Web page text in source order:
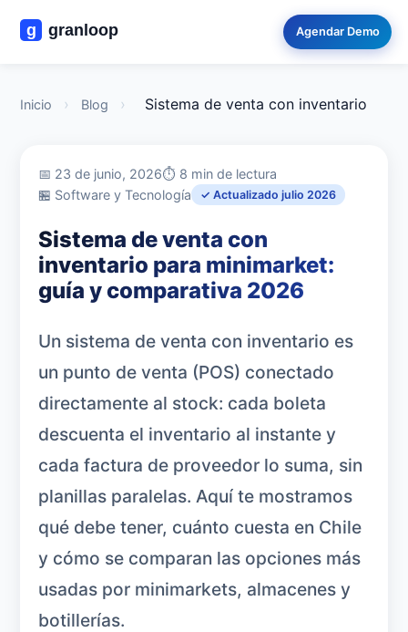
Agendar Demo
Inicio › Blog › Sistema de venta con inventario
📅 23 de junio, 2026⏱️ 8 min de lectura
🏪 Software y Tecnología
✓ Actualizado julio 2026
Sistema de venta con
inventario para minimarket:
guía y comparativa 2026
Un sistema de venta con inventario es
un punto de venta (POS) conectado
directamente al stock: cada boleta
descuenta el inventario al instante y
cada factura de proveedor lo suma, sin
planillas paralelas. Aquí te mostramos
qué debe tener, cuánto cuesta en Chile
y cómo se comparan las opciones más
usadas por minimarkets, almacenes y
botillerías.